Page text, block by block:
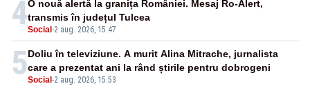
4Social -2 aug. 2026, 15:47
O nouă alertă la granița României. Mesaj Ro-Alert,
transmis în județul Tulcea
5Social -2 aug. 2026, 15:53
Doliu în televiziune. A murit Alina Mitrache, jurnalista
care a prezentat ani la rând știrile pentru dobrogeni